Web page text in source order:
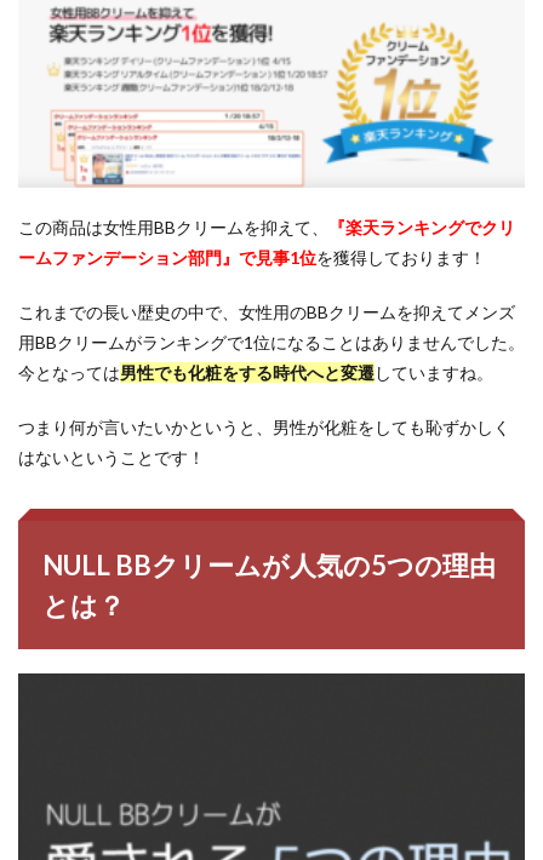
この商品は女性用BBクリームを抑えて、
『楽天ランキングでクリ
ームファンデーション部門』で見事1位を獲得しております！
これまでの長い歴史の中で、女性用のBBクリームを抑えてメンズ
用BBクリームがランキングで1位になることはありませんでした。
今となっては男性でも化粧をする時代へと変遷していますね。
つまり何が言いたいかというと、男性が化粧をしても恥ずかしく
はないということです！
NULL BBクリームが人気の5つの理由
とは？